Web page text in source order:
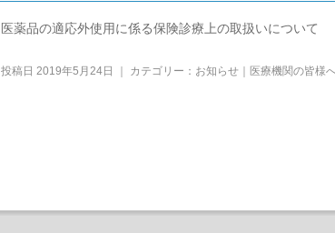
医薬品の適応外使用に係る保険診療上の取扱いについて
投稿日 2019年5月24日 ｜ カテゴリー： お知らせ｜医療機関の皆様